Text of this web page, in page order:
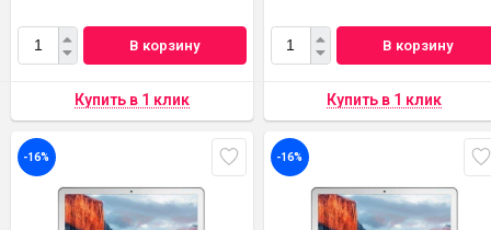
В корзину В корзину
-16% -16%